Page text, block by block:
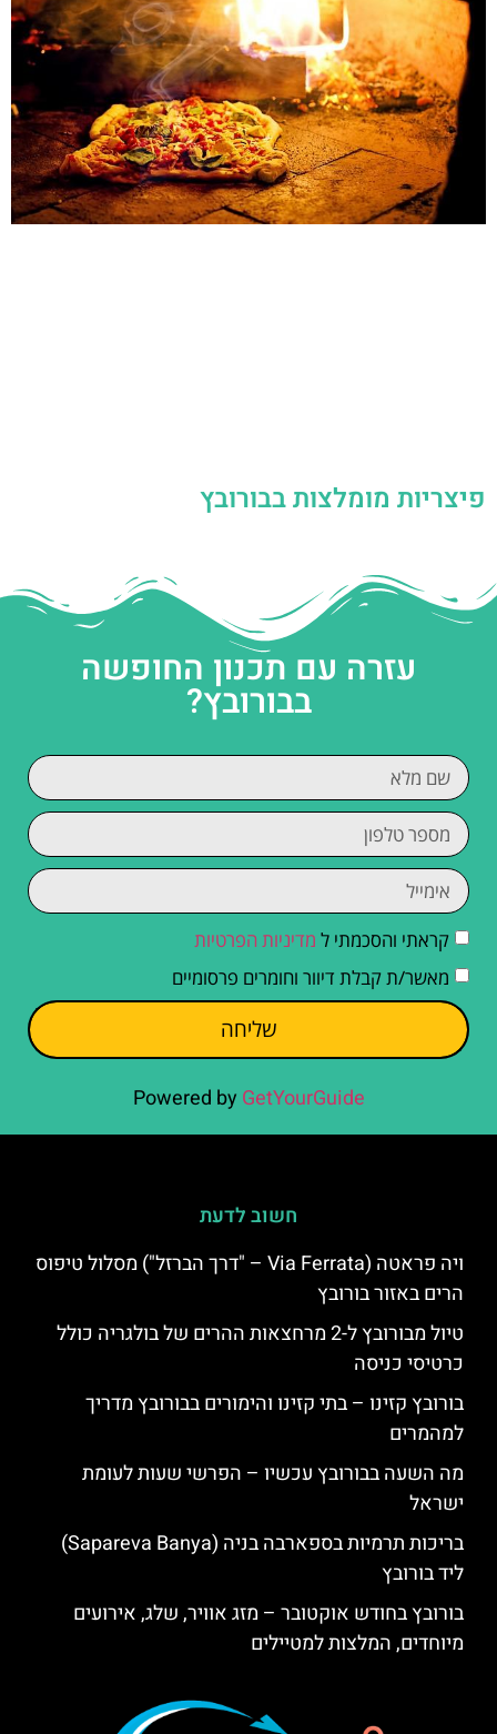
פיצריות מומלצות בבורובץ
עזרה עם תכנון החופשה
בבורובץ?
קראתי והסכמתי ל מדיניות הפרטיות
מאשר/ת קבלת דיוור וחומרים פרסומיים
שליחה
Powered by GetYourGuide
חשוב לדעת
ויה פראטה (Via Ferrata – "דרך הברזל") מסלול טיפוס
הרים באזור בורובץ
טיול מבורובץ ל-2 מרחצאות ההרים של בולגריה כולל
כרטיסי כניסה
בורובץ קזינו – בתי קזינו והימורים בבורובץ מדריך
למהמרים
מה השעה בבורובץ עכשיו – הפרשי שעות לעומת
ישראל
בריכות תרמיות בספארבה בניה (Sapareva Banya)
ליד בורובץ
בורובץ בחודש אוקטובר – מזג אוויר, שלג, אירועים
מיוחדים, המלצות למטיילים